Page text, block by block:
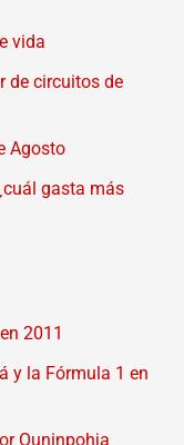
vida
de circuitos de
Agosto
gasta más
2011
y la Fórmula 1 en
Ouninpohja